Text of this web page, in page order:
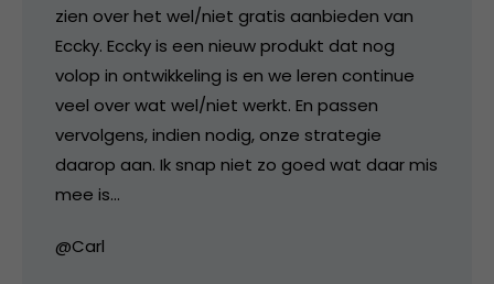
zien over het wel/niet gratis aanbieden van
Eccky. Eccky is een nieuw produkt dat nog
volop in ontwikkeling is en we leren continue
veel over wat wel/niet werkt. En passen
vervolgens, indien nodig, onze strategie
daarop aan. Ik snap niet zo goed wat daar mis
mee is…
@Carl